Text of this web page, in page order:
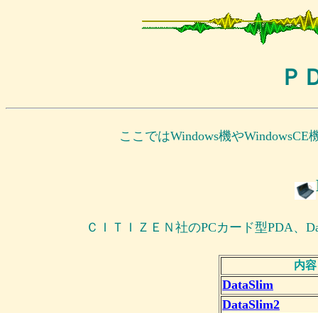
Ｐ
ここではWindows機や
ＣＩＴＩＺＥＮ社のPCカード型PDA、
内容
DataSlim
DataSlim2